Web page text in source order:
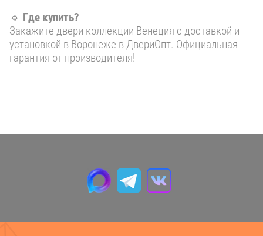
🔹 Где купить?
Закажите двери коллекции Венеция с доставкой и
установкой в Воронеже в ДвериОпт. Официальная
гарантия от производителя!